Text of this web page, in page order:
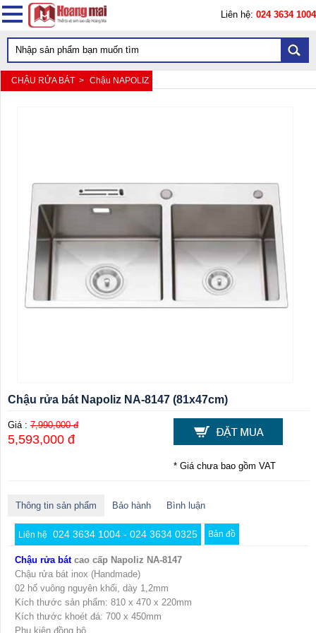
Liên hệ: 024 3634 1004
CHẬU RỬA BÁT > Chậu NAPOLIZ
Chậu rửa bát Napoliz NA-8147 (81x47cm)
Giá : 7,990,000 đ
5,593,000 đ
* Giá chưa bao gồm VAT
Thông tin sản phẩm Bảo hành Bình luận
Liên hệ 024 3634 1004 - 024 3634 0325 Bản đồ
Chậu rửa bátcao cấp Napoliz NA-8147
Chậu rửa bát inox (Handmade)
02 hố vuông nguyên khối, dày 1,2mm
Kích thước sản phẩm: 810 x 470 x 220mm
Kích thước khoét đá: 700 x 450mm
Phụ kiện đồng bộ